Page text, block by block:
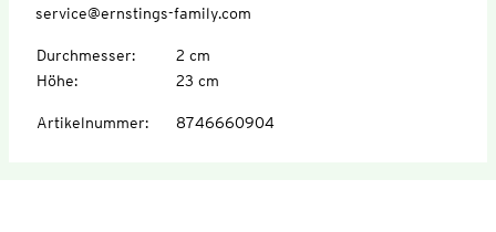
service@ernstings-family.com
Durchmesser:
2 cm
Höhe: 23 cm
Artikelnummer: 8746660904